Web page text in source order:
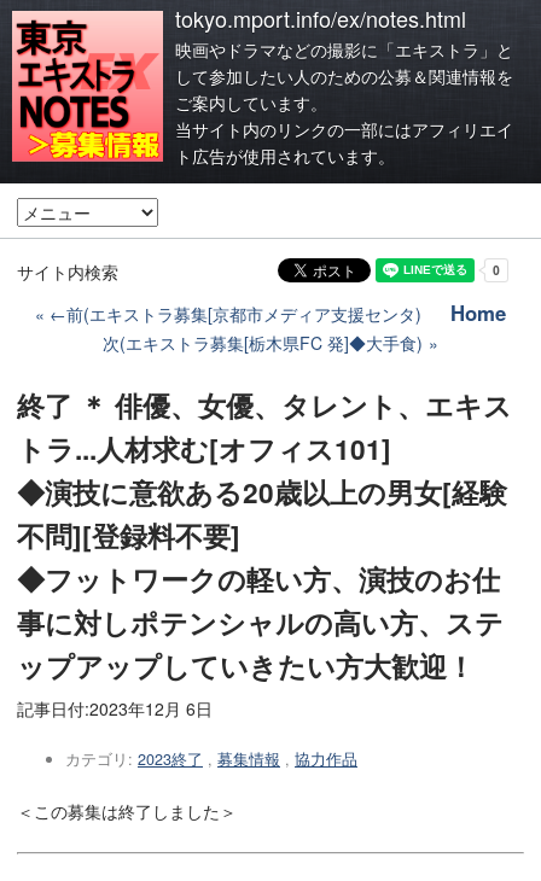
tokyo.mport.info/ex/notes.html
映画やドラマなどの撮影に「エキストラ」と
して参加したい人のための公募＆関連情報を
ご案内しています。
当サイト内のリンクの一部にはアフィリエイ
ト広告が使用されています。
サイト内検索
←前(エキストラ募集[京都市メディア支援センタ)
Home
次(エキストラ募集[栃木県FC 発]◆大手食)
終了 ＊ 俳優、女優、タレント、エキス
トラ...人材求む[オフィス101]
◆演技に意欲ある20歳以上の男女[経験
不問][登録料不要]
◆フットワークの軽い方、演技のお仕
事に対しポテンシャルの高い方、ステ
ップアップしていきたい方大歓迎！
記事日付:2023年12月 6日
カテゴリ: 2023終了 , 募集情報 , 協力作品
＜この募集は終了しました＞